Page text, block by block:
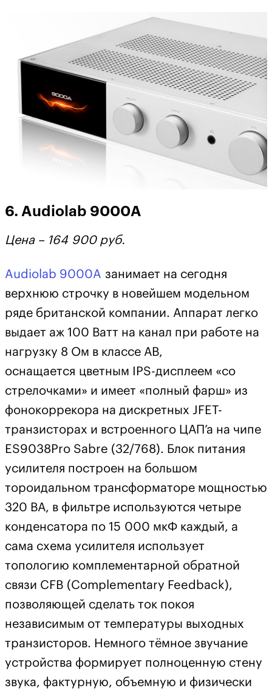
6. Audiolab 9000A
Цена – 164 900 руб.
Audiolab 9000A занимает на сегодня
верхнюю строчку в новейшем модельном
ряде британской компании. Аппарат легко
выдает аж 100 Ватт на канал при работе на
нагрузку 8 Ом в классе АВ,
оснащается цветным IPS-дисплеем «со
стрелочками» и имеет «полный фарш» из
фонокоррекора на дискретных JFET-
транзисторах и встроенного ЦАП’а на чипе
ES9038Pro Sabre (32/768). Блок питания
усилителя построен на большом
тороидальном трансформаторе мощностью
320 ВА, в фильтре используются четыре
конденсатора по 15 000 мкФ каждый, а
сама схема усилителя использует
топологию комплементарной обратной
связи CFB (Complementary Feedback),
позволяющей сделать ток покоя
независимым от температуры выходных
транзисторов. Немного тёмное звучание
устройства формирует полноценную стену
звука, фактурную, объемную и физически